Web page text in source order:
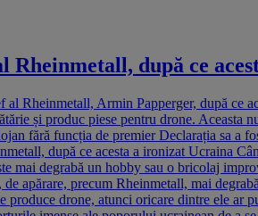
Rheinmetall, după ce
Rheinmetall, Armin Papperger, după ce
și produc piese pentru drone. Aceasta
fără funcția de premier Declarația sa a
după ce acesta a ironizat Ucraina
mai degrabă un hobby sau o bricolaj
apărare, precum Rheinmetall, mai
drone, atunci oricare dintre ele